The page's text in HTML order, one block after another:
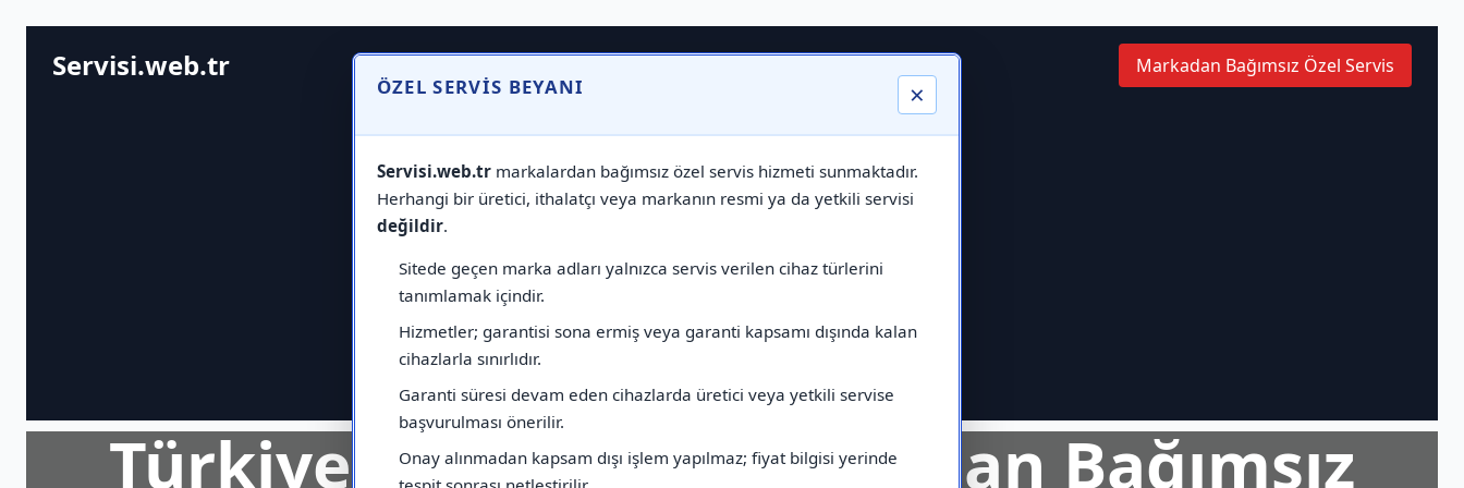
ÖZEL SERVIS BEYANI ×
Servisi.web.trmarkalardan bağımsız özel servis hizmeti sunmaktadır.
Herhangi bir üretici, ithalatçı veya markanın resmi ya da yetkili servisi
değildir.
Sitede geçen marka adları yalnızca servis verilen cihaz türlerini
tanımlamak içindir.
Hizmetler; garantisi sona ermiş veya garanti kapsamı dışında kalan
cihazlarla sınırlıdır.
Garanti süresi devam eden cihazlarda üretici veya yetkili servise
başvurulması önerilir.
Onay alınmadan kapsam dışı işlem yapılmaz; fiyat bilgisi yerinde
Servisi.web.tr Markadan Bağımsız Özel Servis
Türkiye GenelindeMarkadan Bağımsız